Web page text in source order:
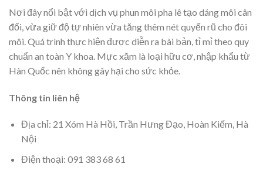
Nơi đây nổi bật với dịch vụ phun môi pha lê tạo dáng môi cân
đối, vừa giữ độ tự nhiên vừa tăng thêm nét quyến rũ cho đôi
môi. Quá trình thực hiện được diễn ra bài bản, tỉ mỉ theo quy
chuẩn an toàn Y khoa. Mực xăm là loại hữu cơ, nhập khẩu từ
Hàn Quốc nên không gây hại cho sức khỏe.
Thông tin liên hệ
Địa chỉ: 21 Xóm Hà Hồi, Trần Hưng Đạo, Hoàn Kiếm, Hà
Nội
Điện thoại: 091 383 68 61